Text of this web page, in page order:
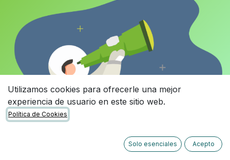
Utilizamos cookies para ofrecerle una mejor
experiencia de usuario en este sitio web.
Política de Cookies
Solo esenciales Acepto